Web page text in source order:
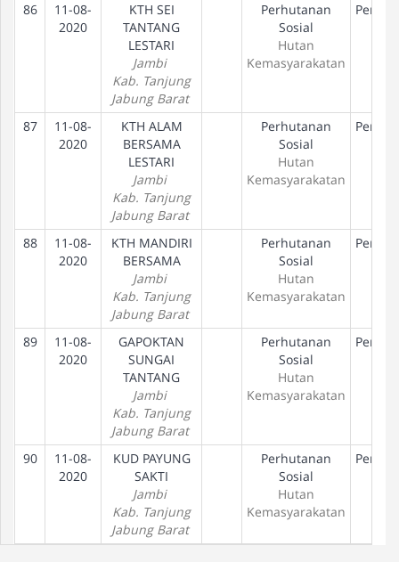
86
11-08-
2020
KTH SEI
TANTANG
LESTARI
Jambi
Kab. Tanjung
Jabung Barat
Perhutanan
Sosial
Hutan
Kemasyarakatan
87
11-08-
2020
KTH ALAM
BERSAMA
LESTARI
Jambi
Kab. Tanjung
Jabung Barat
Perhutanan
Sosial
Hutan
Kemasyarakatan
88
11-08-
2020
KTH MANDIRI
BERSAMA
Jambi
Kab. Tanjung
Jabung Barat
Perhutanan
Sosial
Hutan
Kemasyarakatan
89
11-08-
2020
GAPOKTAN
SUNGAI
TANTANG
Jambi
Kab. Tanjung
Jabung Barat
Perhutanan
Sosial
Hutan
Kemasyarakatan
90
11-08-
2020
KUD PAYUNG
SAKTI
Jambi
Kab. Tanjung
Jabung Barat
Perhutanan
Sosial
Hutan
Kemasyarakatan